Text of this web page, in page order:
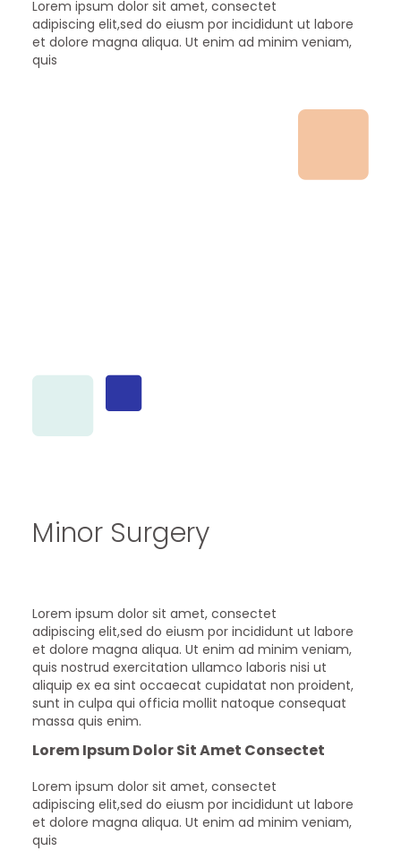
Lorem ipsum dolor sit amet, consectet
adipiscing elit,sed do eiusm por incididunt ut labore
et dolore magna aliqua. Ut enim ad minim veniam,
quis
Minor Surgery
Lorem ipsum dolor sit amet, consectet
adipiscing elit,sed do eiusm por incididunt ut labore
et dolore magna aliqua. Ut enim ad minim veniam,
quis nostrud exercitation ullamco laboris nisi ut
aliquip ex ea sint occaecat cupidatat non proident,
sunt in culpa qui officia mollit natoque consequat
massa quis enim.
Lorem Ipsum Dolor Sit Amet Consectet
Lorem ipsum dolor sit amet, consectet
adipiscing elit,sed do eiusm por incididunt ut labore
et dolore magna aliqua. Ut enim ad minim veniam,
quis